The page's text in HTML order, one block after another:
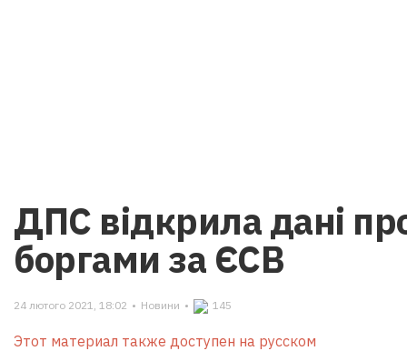
ДПС відкрила дані
боргами за ЄСВ
24 лютого 2021, 18:02 • Новини • 145
Этот материал также доступен на русском